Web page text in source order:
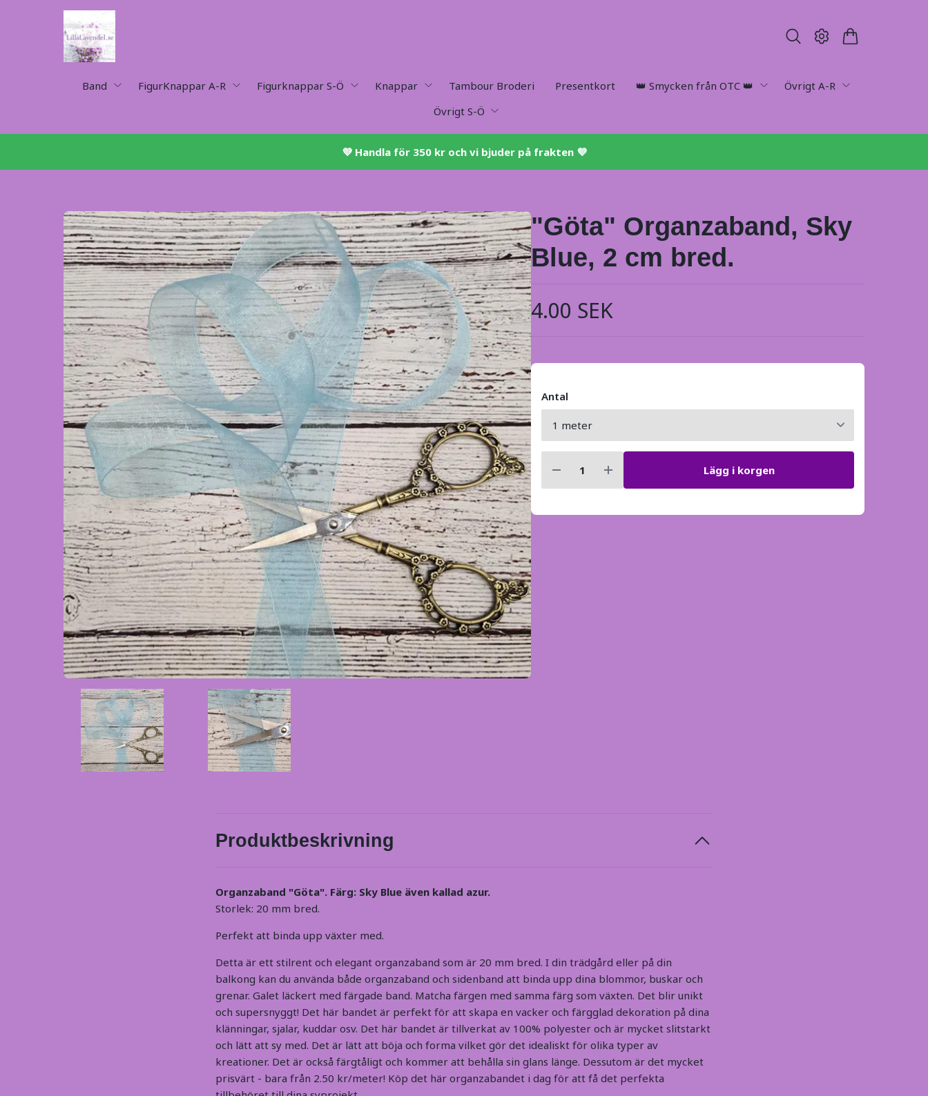
Band FigurKnappar A-R Figurknappar S-Ö Knappar Tambour Broderi Presentkort 👑 Smycken från OTC 👑
Övrigt A-R
Övrigt S-Ö
💜 ​Handla för 350 kr och vi bjuder på frakten 💜​
"Göta" Organzaband, Sky
Blue, 2 cm bred.
4.00 SEK
Antal
Lägg i korgen
Produktbeskrivning
Organzaband "Göta". Färg: Sky Blue även kallad azur.
Storlek: 20 mm bred.
Perfekt att binda upp växter med.
Detta är ett stilrent och elegant organzaband som är 20 mm bred. I din trädgård eller på din
balkong kan du använda både organzaband och sidenband att binda upp dina blommor, buskar och
grenar. Galet läckert med färgade band. Matcha färgen med samma färg som växten. Det blir unikt
och supersnyggt! Det här bandet är perfekt för att skapa en vacker och färgglad dekoration på dina
klänningar, sjalar, kuddar osv. Det här bandet är tillverkat av 100% polyester och är mycket slitstarkt
och lätt att sy med. Det är lätt att böja och forma vilket gör det idealiskt för olika typer av
kreationer. Det är också färgtåligt och kommer att behålla sin glans länge. Dessutom är det mycket
prisvärt - bara från 2.50 kr/meter! Köp det här organzabandet i dag för att få det perfekta